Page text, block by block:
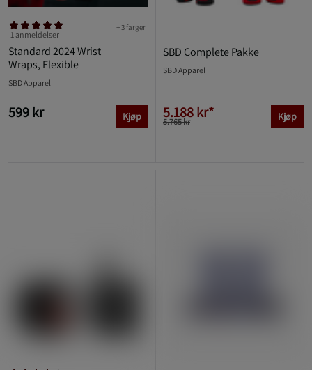
Standard 2024 Wrist
Wraps, Flexible
+ 3 farger
1 anmeldelser
SBD Apparel
599 kr Kjøp
SBD Complete Pakke
SBD Apparel
5.188 kr*
5.765 kr Kjøp